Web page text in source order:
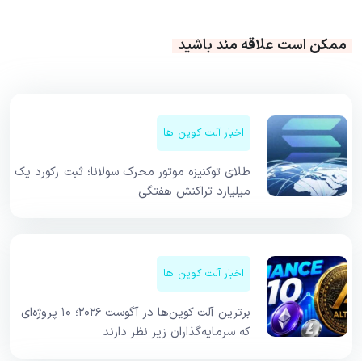
ممکن است علاقه مند باشید
اخبار آلت کوین ها
طلای توکنیزه موتور محرک سولانا؛ ثبت رکورد یک
میلیارد تراکنش هفتگی
اخبار آلت کوین ها
برترین آلت کوین‌ها در آگوست ۲۰۲۶؛ ۱۰ پروژه‌ای
که سرمایه‌گذاران زیر نظر دارند